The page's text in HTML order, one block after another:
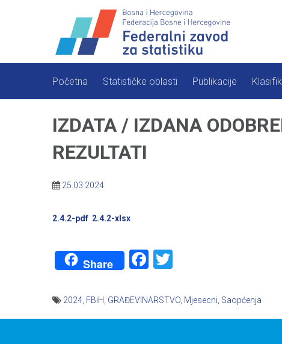
Početna Statističke oblasti Publikacije
IZDATA / IZDANA
REZULTATI
25.03.2024
2.4.2-pdf 2.4.2-xlsx
Share Facebook
2024 FBiH GRAĐEVINARSTVO Mjesecni Saopćenja